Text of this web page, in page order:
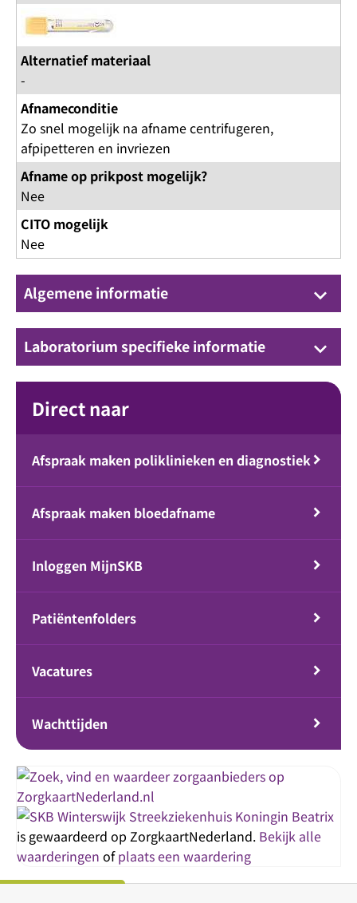
Alternatief materiaal
-
Afnameconditie
Zo snel mogelijk na afname centrifugeren,
afpipetteren en invriezen
Afname op prikpost mogelijk?
Nee
CITO mogelijk
Nee
Algemene informatie keyboard_arrow_down
Laboratorium specifieke informatie keyboard_arrow_down
Direct naar
Afspraak maken poliklinieken en diagnostiek
Afspraak maken bloedafname
Inloggen MijnSKB
Patiëntenfolders
Vacatures
Wachttijden
Streekziekenhuis Koningin Beatrix
is gewaardeerd op ZorgkaartNederland. Bekijk alle
waarderingen ofplaats een waardering